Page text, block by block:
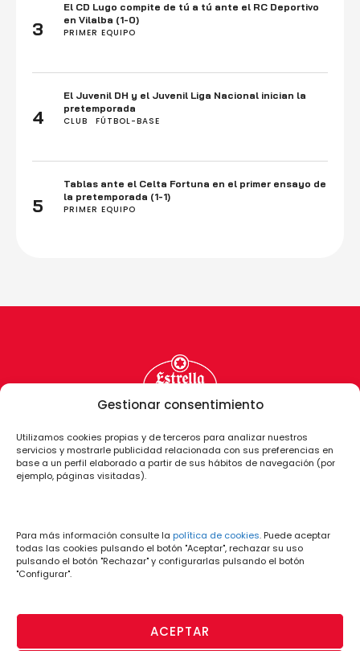
Gestionar consentimiento
Utilizamos cookies propias y de terceros para analizar nuestros
servicios y mostrarle publicidad relacionada con sus preferencias en
base a un perfil elaborado a partir de sus hábitos de navegación (por
ejemplo, páginas visitadas).
Para más información consulte la política de cookies. Puede aceptar
todas las cookies pulsando el botón "Aceptar", rechazar su uso
pulsando el botón "Rechazar" y configurarlas pulsando el botón
"Configurar".
ACEPTAR
3
El CD Lugo compite de tú a tú ante el RC Deportivo
en Vilalba (1-0)
PRIMER EQUIPO
4
El Juvenil DH y el Juvenil Liga Nacional inician la
pretemporada
CLUB
FÚTBOL-BASE
5
Tablas ante el Celta Fortuna en el primer ensayo de
la pretemporada (1-1)
PRIMER EQUIPO